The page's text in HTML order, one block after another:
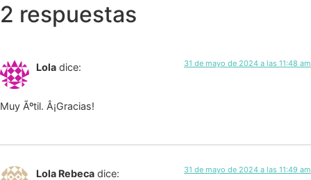
2 respuestas
Lola dice: 31 de mayo de 2024 a las 11:48 am
Muy Ãºtil. Â¡Gracias!
Lola Rebeca dice: 31 de mayo de 2024 a las 11:49 am